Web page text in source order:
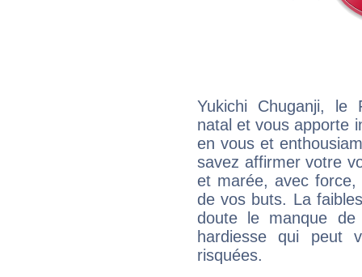
Yukichi Chuganji, le
natal et vous apporte
en vous et
savez affirmer votre
et marée, avec
de vos buts. La
doute le manque
hardiesse qui peut
risquées.